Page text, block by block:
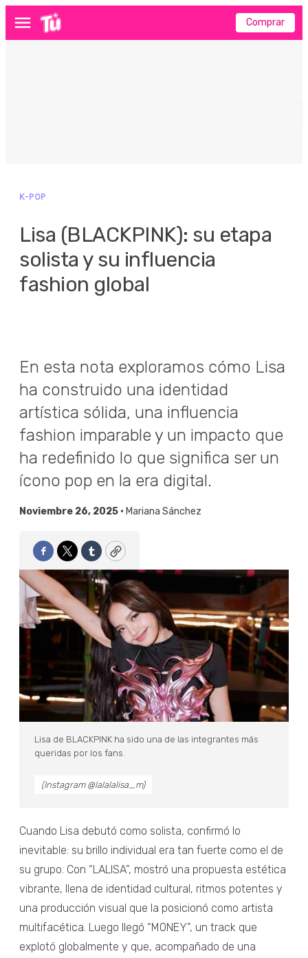
Menú Comprar
K-POP
Lisa (BLACKPINK): su etapa
solista y su influencia
fashion global
En esta nota exploramos cómo Lisa
ha construido una identidad
artística sólida, una influencia
fashion imparable y un impacto que
ha redefinido lo que significa ser un
ícono pop en la era digital.
Noviembre 26, 2025 • Mariana Sánchez
Facebook
TwitterTumblrCopy
Lisa de BLACKPINK ha sido una de las integrantes más
queridas por los fans.
(Instagram @lalalalisa_m)
Cuando Lisa debutó como solista, confirmó lo
inevitable: su brillo individual era tan fuerte como el de
su grupo. Con “LALISA”, mostró una propuesta estética
vibrante, llena de identidad cultural, ritmos potentes y
una producción visual que la posicionó como artista
multifacética. Luego llegó “MONEY”, un track que
explotó globalmente y que, acompañado de una